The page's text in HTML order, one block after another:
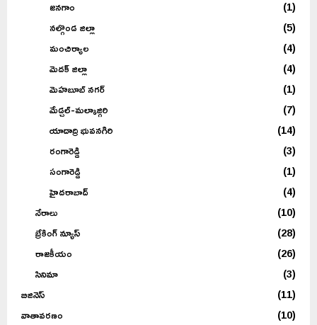
జనగాం
(1)
నల్గొండ జిల్లా
(5)
మంచిర్యాల
(4)
మెదక్ జిల్లా
(4)
మెహబూబ్ నగర్
(1)
మేడ్చల్-మల్కాజ్గిరి
(7)
యాదాద్రి భువనగిరి
(14)
రంగారెడ్డి
(3)
సంగారెడ్డి
(1)
హైదరాబాద్
(4)
నేరాలు
(10)
బ్రేకింగ్ న్యూస్
(28)
రాజకీయం
(26)
సినిమా
(3)
బిజినెస్
(11)
వాతావరణం
(10)